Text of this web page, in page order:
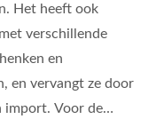
Het heeft ook
verschillende
en
en vervangt ze door
import. Voor de